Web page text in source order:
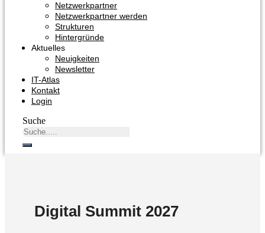
Netzwerkpartner
Netzwerkpartner werden
Strukturen
Hintergründe
Aktuelles
Neuigkeiten
Newsletter
IT-Atlas
Kontakt
Login
Suche
Digital Summit 2027